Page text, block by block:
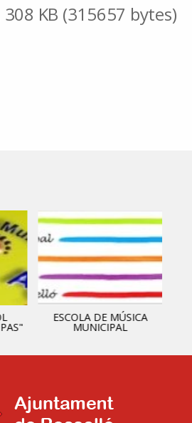
KB (315657 bytes)
ESCOLA DE MÚSICA
MUNICIPAL